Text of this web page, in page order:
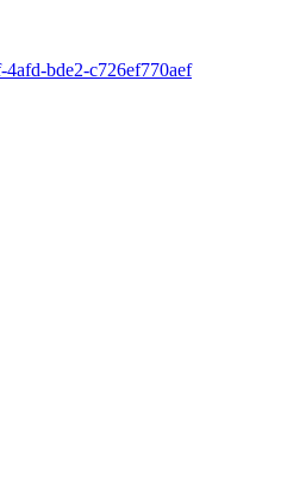
bde2-c726ef770aef